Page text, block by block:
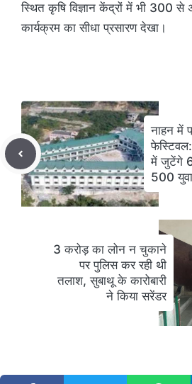
स्थित कृषि विज्ञान केंद्रों में भी 300
कार्यक्रम का सीधा प्रसारण देखा।
नाहन में
में जुटेंगे
500
3 करोड़ का लोन न चुकाने
पर पुलिस कर रही थी
तलाश, सुबाथू के कारोबारी
ने किया सरेंडर